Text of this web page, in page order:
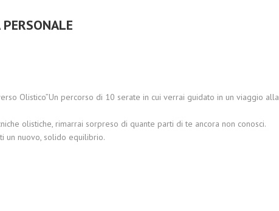
Olistico”Un percorso di 10 serate in cui verrai guidato in un viaggio alla
olistiche, rimarrai sorpreso di quante parti di te ancora non conosci.
un nuovo, solido equilibrio.